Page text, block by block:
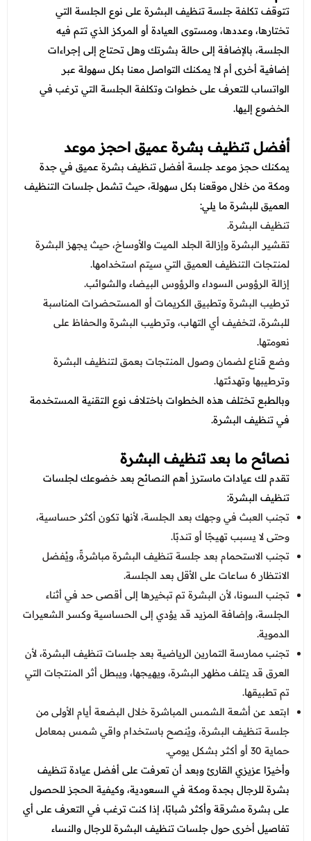
تتوقف تكلفة جلسة تنظيف البشرة على نوع الجلسة التي
تختارها، وعددها، ومستوى العيادة أو المركز الذي تتم فيه
الجلسة، بالإضافة إلى حالة بشرتك وهل تحتاج إلى إجراءات
إضافية أخرى أم لا! يمكنك التواصل معنا بكل سهولة عبر
الواتساب للتعرف على خطوات وتكلفة الجلسة التي ترغب في
الخضوع إليها.
أفضل تنظيف بشرة عميق احجز موعد
يمكنك حجز موعد جلسة أفضل تنظيف بشرة عميق في جدة
ومكة من خلال موقعنا بكل سهولة، حيث تشمل جلسات التنظيف
العميق للبشرة ما يلي:
تنظيف البشرة.
تقشير البشرة وإزالة الجلد الميت والأوساخ، حيث يجهز البشرة
لمنتجات التنظيف العميق التي سيتم استخدامها.
إزالة الرؤوس السوداء والرؤوس البيضاء والشوائب.
ترطيب البشرة وتطبيق الكريمات أو المستحضرات المناسبة
للبشرة، لتخفيف أي التهاب، وترطيب البشرة والحفاظ على
نعومتها.
وضع قناع لضمان وصول المنتجات بعمق لتنظيف البشرة
وترطيبها وتهدئتها.
وبالطبع تختلف هذه الخطوات باختلاف نوع التقنية المستخدمة
في تنظيف البشرة.
نصائح ما بعد تنظيف البشرة
تقدم لك عيادات ماسترز أهم النصائح بعد خضوعك لجلسات
تنظيف البشرة:
تجنب العبث في وجهك بعد الجلسة، لأنها تكون أكثر حساسية،
وحتى لا يسبب تهيجًا أو تندبًا.
تجنب الاستحمام بعد جلسة تنظيف البشرة مباشرةً، ويُفضل
الانتظار 6 ساعات على الأقل بعد الجلسة.
تجنب السونا، لأن البشرة تم تبخيرها إلى أقصى حد في أثناء
الجلسة، وإضافة المزيد قد يؤدي إلى الحساسية وكسر الشعيرات
الدموية.
تجنب ممارسة التمارين الرياضية بعد جلسات تنظيف البشرة، لأن
العرق قد يتلف مظهر البشرة، ويهيجها، ويبطل أثر المنتجات التي
تم تطبيقها.
ابتعد عن أشعة الشمس المباشرة خلال البضعة أيام الأولى من
جلسة تنظيف البشرة، ويُنصح باستخدام واقي شمس بمعامل
حماية 30 أو أكثر بشكل يومي.
وأخيرًا عزيزي القارئ وبعد أن تعرفت على أفضل عيادة تنظيف
بشرة للرجال بجدة ومكة في السعودية، وكيفية الحجز للحصول
على بشرة مشرقة وأكثر شبابًا، إذا كنت ترغب في التعرف على أي
تفاصيل أخرى حول جلسات تنظيف البشرة للرجال والنساء